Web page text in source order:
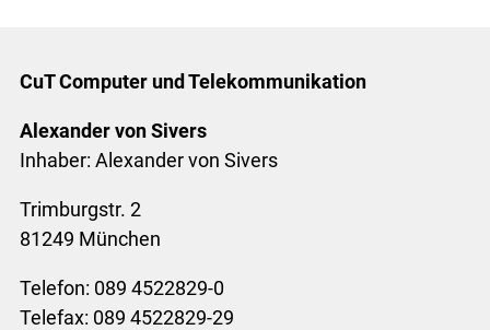
CuT Computer und Telekommunikation
Alexander von Sivers
Inhaber: Alexander von Sivers
Trimburgstr. 2
81249 München
Telefon: 089 4522829-0
Telefax: 089 4522829-29